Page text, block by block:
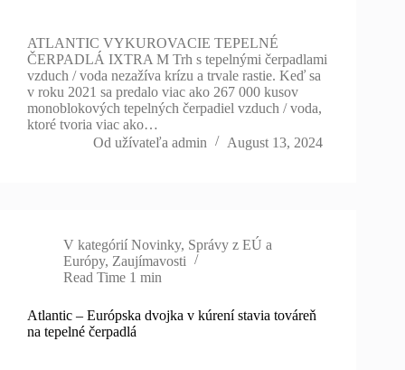
ATLANTIC VYKUROVACIE TEPELNÉ
ČERPADLÁ IXTRA M Trh s tepelnými čerpadlami
vzduch / voda nezažíva krízu a trvale rastie. Keď sa
v roku 2021 sa predalo viac ako 267 000 kusov
monoblokových tepelných čerpadiel vzduch / voda,
ktoré tvoria viac ako…
Od užívateľa admin August 13, 2024
V kategórií Novinky, Správy z EÚ a
Európy, Zaujímavosti
Read Time 1 min
Atlantic – Európska dvojka v kúrení stavia továreň
na tepelné čerpadlá